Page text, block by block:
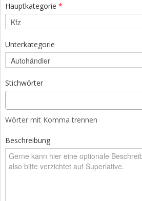
Hauptkategorie *
Unterkategorie
Stichwörter
Wörter mit Komma trennen
Beschreibung